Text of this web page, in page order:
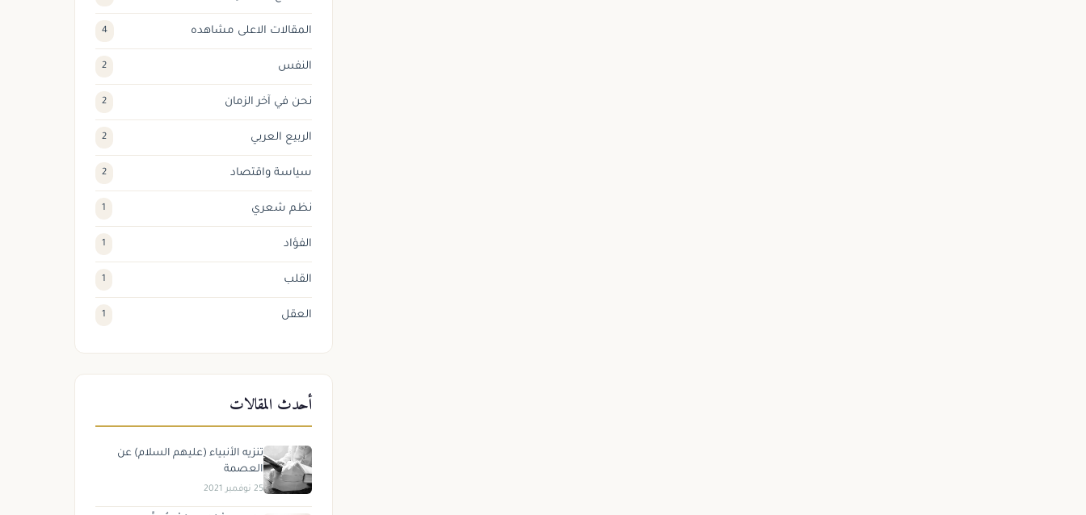
المقالات الاعلى مشاهده 4
النفس 2
نحن في آخر الزمان 2
الربيع العربي 2
سياسة واقتصاد 2
نظم شعري 1
الفؤاد 1
القلب 1
العقل 1
أحدث المقالات
تنزيه الأنبياء (عليهم السلام) عن
العصمة
25 نوفمبر 2021